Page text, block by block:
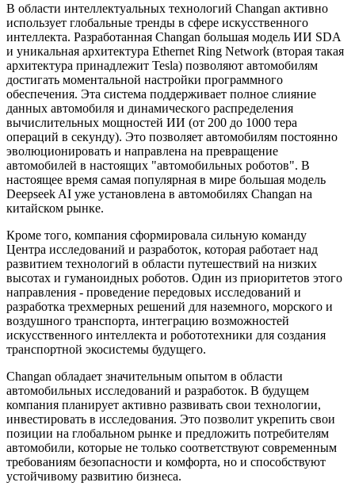
В области интеллектуальных технологий Changan активно
использует глобальные тренды в сфере искусственного
интеллекта. Разработанная Changan большая модель ИИ SDA
и уникальная архитектура Ethernet Ring Network (вторая такая
архитектура принадлежит Tesla) позволяют автомобилям
достигать моментальной настройки программного
обеспечения. Эта система поддерживает полное слияние
данных автомобиля и динамического распределения
вычислительных мощностей ИИ (от 200 до 1000 тера
операций в секунду). Это позволяет автомобилям постоянно
эволюционировать и направлена на превращение
автомобилей в настоящих "автомобильных роботов". В
настоящее время самая популярная в мире большая модель
Deepseek AI уже установлена в автомобилях Changan на
китайском рынке.
Кроме того, компания сформировала сильную команду
Центра исследований и разработок, которая работает над
развитием технологий в области путешествий на низких
высотах и гуманоидных роботов. Один из приоритетов этого
направления - проведение передовых исследований и
разработка трехмерных решений для наземного, морского и
воздушного транспорта, интеграцию возможностей
искусственного интеллекта и робототехники для создания
транспортной экосистемы будущего.
Changan обладает значительным опытом в области
автомобильных исследований и разработок. В будущем
компания планирует активно развивать свои технологии,
инвестировать в исследования. Это позволит укрепить свои
позиции на глобальном рынке и предложить потребителям
автомобили, которые не только соответствуют современным
требованиям безопасности и комфорта, но и способствуют
устойчивому развитию бизнеса.